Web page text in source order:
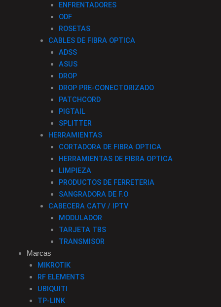
ENFRENTADORES
ODF
ROSETAS
CABLES DE FIBRA OPTICA
ADSS
ASUS
DROP
DROP PRE-CONECTORIZADO
PATCHCORD
PIGTAIL
SPLITTER
HERRAMIENTAS
CORTADORA DE FIBRA OPTICA
HERRAMIENTAS DE FIBRA OPTICA
LIMPIEZA
PRODUCTOS DE FERRETERIA
SANGRADORA DE F.O
CABECERA CATV / IPTV
MODULADOR
TARJETA TBS
TRANSMISOR
Marcas
MIKROTIK
RF ELEMENTS
UBIQUITI
TP-LINK